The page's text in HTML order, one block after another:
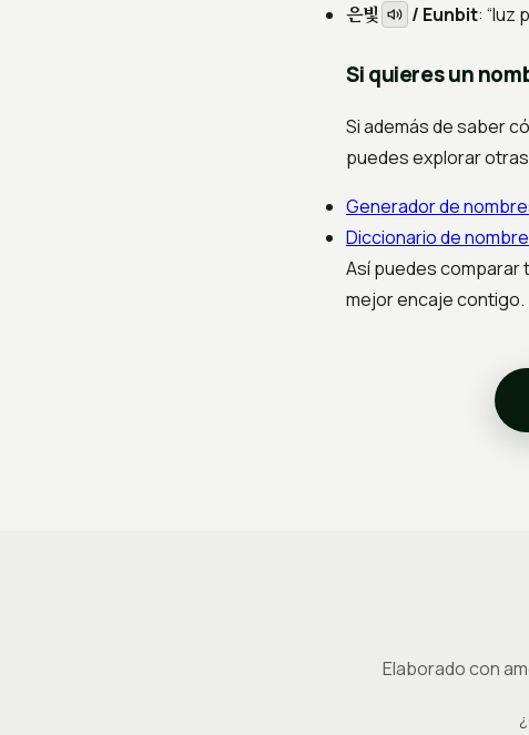
은빛 / Eunbit: “luz
Si quieres un
Si además de saber
puedes explorar
Generador de
Diccionario de
Así puedes comparar
mejor encaje contigo.
Elaborado con